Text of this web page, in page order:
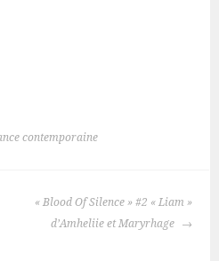
contemporaine
« Blood Of Silence » #2 « Liam »
d’Amheliie et Maryrhage